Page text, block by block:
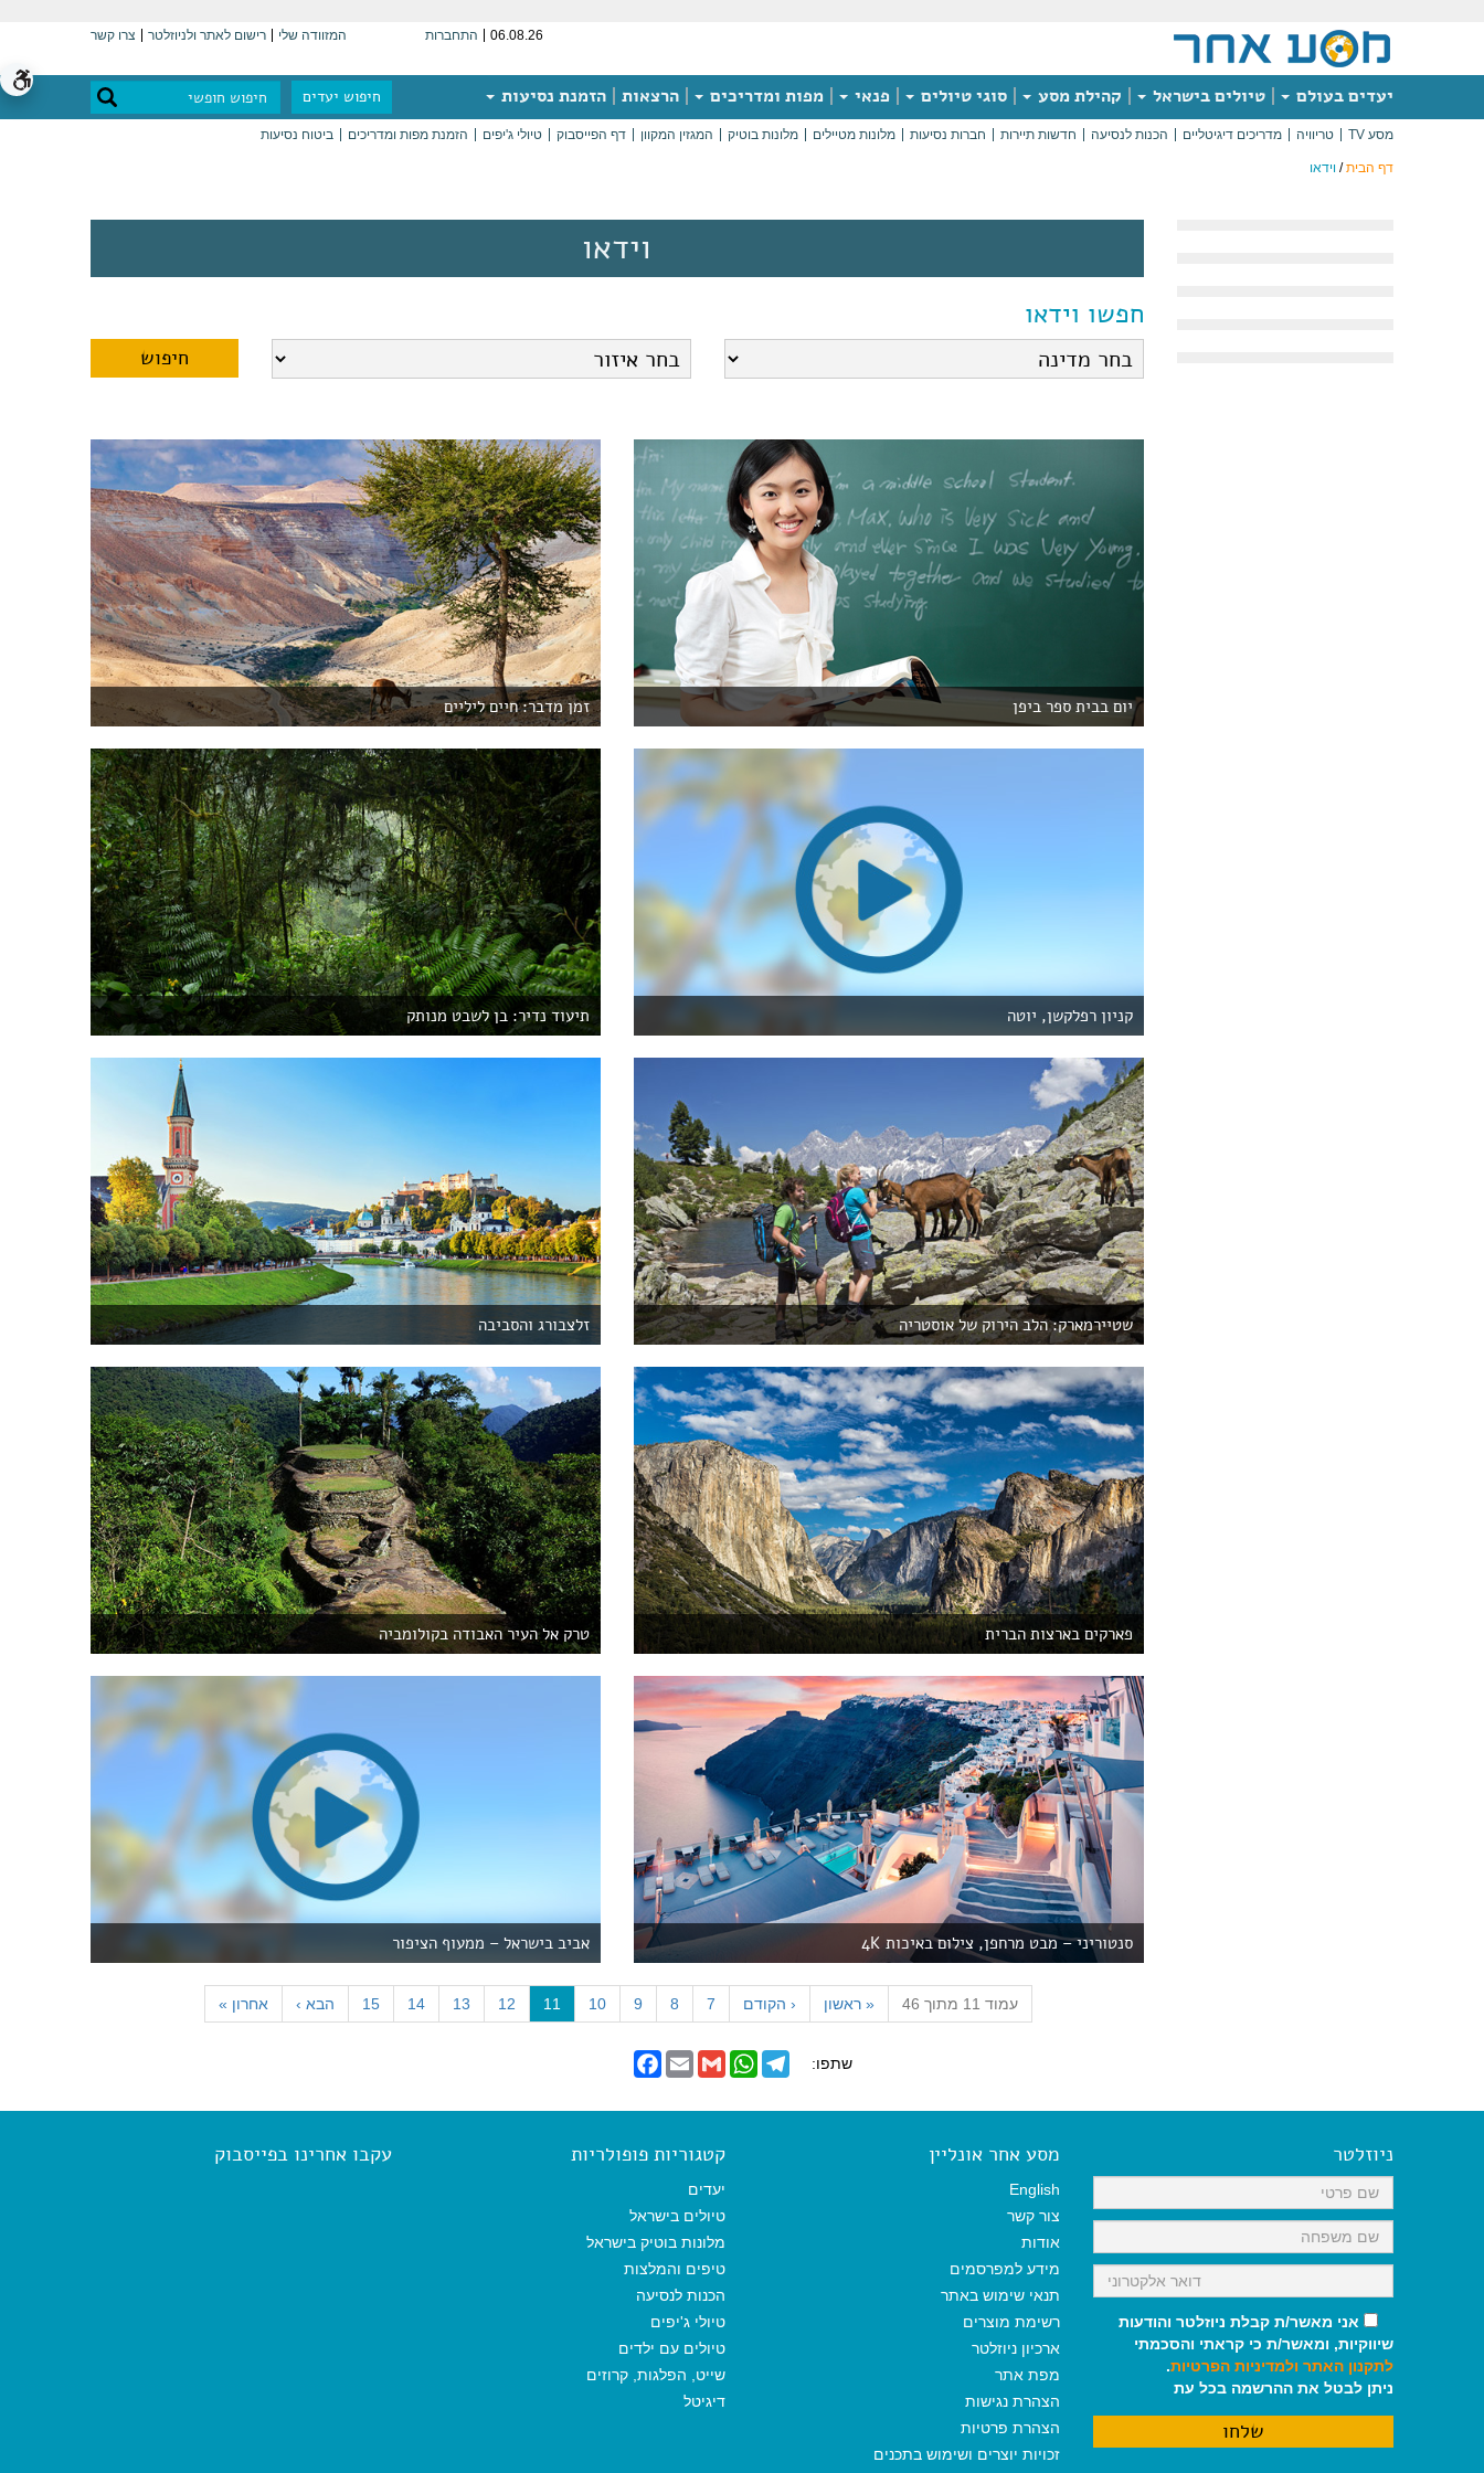
06.08.26 התחברות המזוודה שלי רישום לאתר ולניוזלטר צרו קשר
יעדים בעולם טיולים בישראל קהילת מסע סוגי טיולים פנאי מפות ומדריכים הרצאות הזמנת נסיעות חיפוש יעדים
מסע TV טריוויה מדריכים דיגיטליים הכנות לנסיעה חדשות תיירות חברות נסיעות מלונות מטיילים מלונות בוטיק המגזין המקוון דף הפייסבוק טיולי ג'יפים הזמנת מפות ומדריכים ביטוח נסיעות
דף הבית/ וידאו
וידאו
חפשו וידאו
יום בבית ספר ביפן זמן מדבר: חיים ליליים
קניון רפלקשן, יוטה תיעוד נדיר: בן לשבט מנותק
שטיירמארק: הלב הירוק של אוסטריה זלצבורג והסביבה
פארקים בארצות הברית טרק אל העיר האבודה בקולומביה
סנטוריני – מבט מרחפן, צילום באיכות 4K אביב בישראל – ממעוף הציפור
עמוד 11 מתוך 46 « ראשון ‹ הקודם 7
8
9
10
11
c
e
12
13
14
15 הבא › אחרון »
שתפו:
F
a
e
o
o
E
m
i
G
m
i
W
h
t
T
e
e
ניוזלטר
אני מאשר/ת קבלת ניוזלטר והודעות
שיווקיות, ומאשר/ת כי קראתי והסכמתי
לתקנון האתר ולמדיניות הפרטיות.
ניתן לבטל את ההרשמה בכל עת
מסע אחר אונליין
English
צור קשר
אודות
מידע למפרסמים
תנאי שימוש באתר
רשימת מוצרים
ארכיון ניוזלטר
מפת אתר
הצהרת נגישות
הצהרת פרטיות
זכויות יוצרים ושימוש בתכנים
קטגוריות פופולריות
יעדים
טיולים בישראל
מלונות בוטיק בישראל
טיפים והמלצות
הכנות לנסיעה
טיולי ג'יפים
טיולים עם ילדים
שייט, הפלגות, קרוזים
דיגיטל
עקבו אחרינו בפייסבוק